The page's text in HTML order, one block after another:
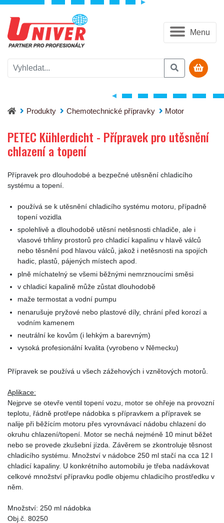
Menu
Produkty Chemotechnické přípravky Motor
PETEC Kühlerdicht - Přípravek pro utěsnění chlazení a topení
PETEC Kühlerdicht - Přípravek pro utěsnění
chlazení a topení
Přípravek pro dlouhodobé a bezpečné utěsnění chladicího
systému a topení.
používá se k utěsnění chladicího systému motoru, případně
topení vozidla
spolehlivě a dlouhodobě utěsní netěsnosti chladiče, ale i
vlasové trhliny prostorů pro chladicí kapalinu v hlavě válců
nebo těsnění pod hlavou válců, jakož i netěsnosti na spojích
hadic, plastů, pájených místech apod.
plně míchatelný se všemi běžnými nemrznoucími směsi
v chladicí kapalině může zůstat dlouhodobě
maže termostat a vodní pumpu
nenarušuje pryžové nebo plastové díly, chrání před korozí a
vodním kamenem
neutrální ke kovům (i lehkým a barevným)
vysoká profesionální kvalita (vyrobeno v Německu)
Přípravek se používá u všech zážehových i vznětových motorů.
Aplikace:
Nejprve se otevře ventil topení vozu, motor se ohřeje na provozní
teplotu, řádně protřepe nádobka s přípravkem a přípravek se
nalije při běžícím motoru přes vyrovnávací nádobu chlazení do
okruhu chlazení/topení. Motor se nechá nejméně 10 minut běžet
nebo se provede zkušební jízda. Závěrem se zkontroluje těsnost
chladicího systému. Množství v nádobce 250 ml stačí na cca 12 l
chladicí kapaliny. U konkrétního automobilu je třeba nadávkovat
celkové množství přípravku podle objemu chladicího prostředku v
něm.
Množství: 250 ml nádobka
Obj.č. 80250